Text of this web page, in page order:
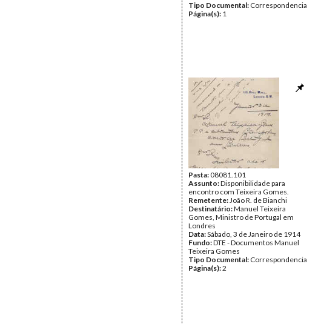
Tipo Documental: Correspondencia
Página(s): 1
Pasta:08081.101
Assunto:Disponibilidade para
encontro com Teixeira Gomes.
Remetente:João R. de Bianchi
Destinatário:Manuel Teixeira
Gomes, Ministro de Portugal em
Londres
Data:Sábado, 3 de Janeiro de 1914
Fundo:DTE - Documentos Manuel
Teixeira Gomes
Tipo Documental: Correspondencia
Página(s):2